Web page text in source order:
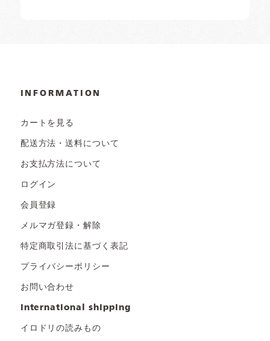
INFORMATION
カートを見る
配送方法・送料について
お支払方法について
ログイン
会員登録
メルマガ登録・解除
特定商取引法に基づく表記
プライバシーポリシー
お問い合わせ
international shipping
イロドリの読みもの